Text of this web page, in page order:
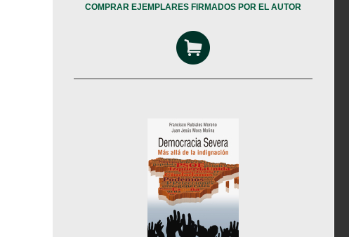
COMPRAR EJEMPLARES FIRMADOS POR EL AUTOR